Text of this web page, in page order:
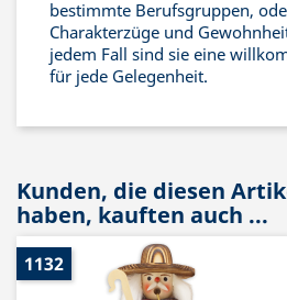
bestimmte Berufsgruppen,
Charakterzüge und
jedem Fall sind sie eine
für jede Gelegenheit.
Kunden, die diesen
haben, kauften auch ...
1132